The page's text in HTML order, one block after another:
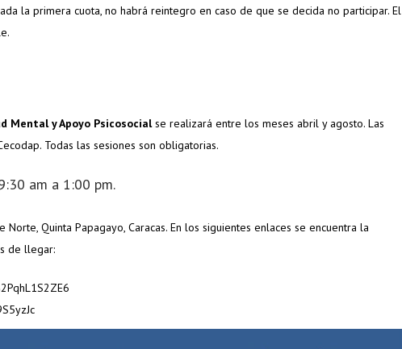
la primera cuota, no habrá reintegro en caso de que se decida no participar. El
Mental y Apoyo Psicosocialse realizará entre los meses abril y agosto. Las
Todas las sesiones son obligatorias.
am a 1:00 pm.
Quinta Papagayo, Caracas. En los siguientes enlaces se encuentra la
de llegar: